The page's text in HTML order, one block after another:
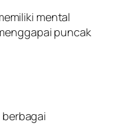
mental
puncak